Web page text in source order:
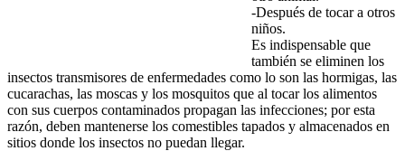
-Después de tocar a otros
niños.
Es indispensable que
también se eliminen los
insectos transmisores de enfermedades como lo son las hormigas, las
cucarachas, las moscas y los mosquitos que al tocar los alimentos
con sus cuerpos contaminados propagan las infecciones; por esta
razón, deben mantenerse los comestibles tapados y almacenados en
sitios donde los insectos no puedan llegar.